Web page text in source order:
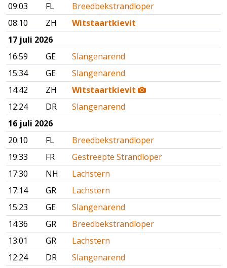
09:03
FL
Breedbekstrandloper
08:10
ZH
Witstaartkievit
17 juli 2026
16:59
GE
Slangenarend
15:34
GE
Slangenarend
14:42
ZH
Witstaartkievit
12:24
DR
Slangenarend
16 juli 2026
20:10
FL
Breedbekstrandloper
19:33
FR
Gestreepte Strandloper
17:30
NH
Lachstern
17:14
GR
Lachstern
15:23
GE
Slangenarend
14:36
GR
Breedbekstrandloper
13:01
GR
Lachstern
12:24
DR
Slangenarend